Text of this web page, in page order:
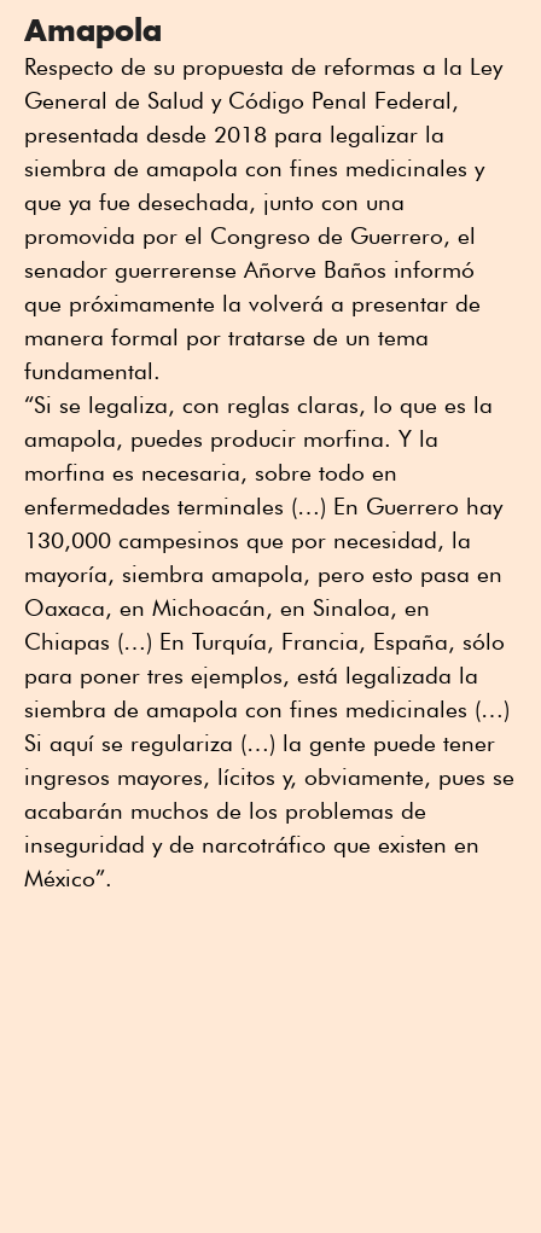
Amapola
Respecto de su propuesta de reformas a la Ley
General de Salud y Código Penal Federal,
presentada desde 2018 para legalizar la
siembra de amapola con fines medicinales y
que ya fue desechada, junto con una
promovida por el Congreso de Guerrero, el
senador guerrerense Añorve Baños informó
que próximamente la volverá a presentar de
manera formal por tratarse de un tema
fundamental.
“Si se legaliza, con reglas claras, lo que es la
amapola, puedes producir morfina. Y la
morfina es necesaria, sobre todo en
enfermedades terminales (…) En Guerrero hay
130,000 campesinos que por necesidad, la
mayoría, siembra amapola, pero esto pasa en
Oaxaca, en Michoacán, en Sinaloa, en
Chiapas (…) En Turquía, Francia, España, sólo
para poner tres ejemplos, está legalizada la
siembra de amapola con fines medicinales (…)
Si aquí se regulariza (…) la gente puede tener
ingresos mayores, lícitos y, obviamente, pues se
acabarán muchos de los problemas de
inseguridad y de narcotráfico que existen en
México”.